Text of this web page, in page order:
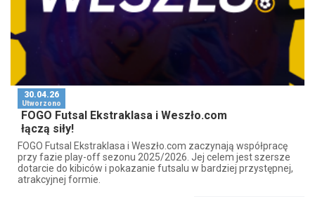
30.04.26
Utworzono
FOGO Futsal Ekstraklasa i Weszło.com
łączą siły!
FOGO Futsal Ekstraklasa i Weszło.com zaczynają współpracę
przy fazie play-off sezonu 2025/2026. Jej celem jest szersze
dotarcie do kibiców i pokazanie futsalu w bardziej przystępnej,
atrakcyjnej formie.